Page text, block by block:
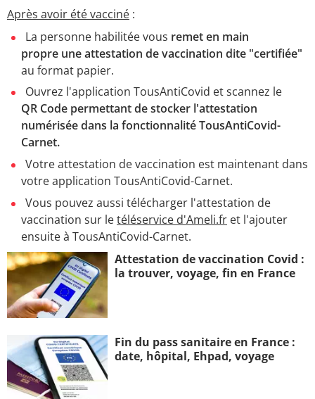
Après avoir été vacciné :
La personne habilitée vous remet en main
propre une attestation de vaccination dite "certifiée"
au format papier.
Ouvrez l'application TousAntiCovid et scannez le
QR Code permettant de stocker l'attestation
numérisée dans la fonctionnalité TousAntiCovid-
Carnet.
Votre attestation de vaccination est maintenant dans
votre application TousAntiCovid-Carnet.
Vous pouvez aussi télécharger l'attestation de
vaccination sur letéléservice d'Ameli.fr et l'ajouter
ensuite à TousAntiCovid-Carnet.
Attestation de vaccination Covid :
la trouver, voyage, fin en France
Fin du pass sanitaire en France :
date, hôpital, Ehpad, voyage